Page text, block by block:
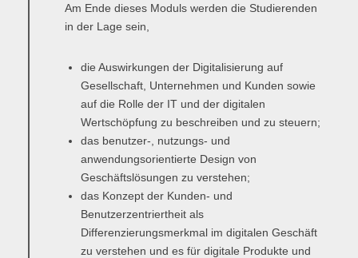
Am Ende dieses Moduls werden die Studierenden
in der Lage sein,
die Auswirkungen der Digitalisierung auf
Gesellschaft, Unternehmen und Kunden sowie
auf die Rolle der IT und der digitalen
Wertschöpfung zu beschreiben und zu steuern;
das benutzer-, nutzungs- und
anwendungsorientierte Design von
Geschäftslösungen zu verstehen;
das Konzept der Kunden- und
Benutzerzentriertheit als
Differenzierungsmerkmal im digitalen Geschäft
zu verstehen und es für digitale Produkte und